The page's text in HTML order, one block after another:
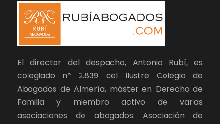
El director del despacho, Antonio Rubí, es
colegiado nº 2.839 del Ilustre Colegio de
Abogados de Almería, máster en Derecho de
Familia y miembro activo de varias
asociaciones de abogados: Asociación de